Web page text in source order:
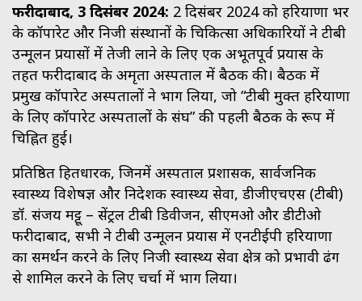
फरीदाबाद, 3 दिसंबर 2024: 2 दिसंबर 2024 को हरियाणा भर
के कॉर्पोरेट और निजी संस्थानों के चिकित्सा अधिकारियों ने टीबी
उन्मूलन प्रयासों में तेजी लाने के लिए एक अभूतपूर्व प्रयास के
तहत फरीदाबाद के अमृता अस्पताल में बैठक की। बैठक में
प्रमुख कॉर्पोरेट अस्पतालों ने भाग लिया, जो “टीबी मुक्त हरियाणा
के लिए कॉर्पोरेट अस्पतालों के संघ” की पहली बैठक के रूप में
चिह्नित हुई।
प्रतिष्ठित हितधारक, जिनमें अस्पताल प्रशासक, सार्वजनिक
स्वास्थ्य विशेषज्ञ और निदेशक स्वास्थ्य सेवा, डीजीएचएस (टीबी)
डॉ. संजय मट्टू – सेंट्रल टीबी डिवीजन, सीएमओ और डीटीओ
फरीदाबाद, सभी ने टीबी उन्मूलन प्रयास में एनटीईपी हरियाणा
का समर्थन करने के लिए निजी स्वास्थ्य सेवा क्षेत्र को प्रभावी ढंग
से शामिल करने के लिए चर्चा में भाग लिया।